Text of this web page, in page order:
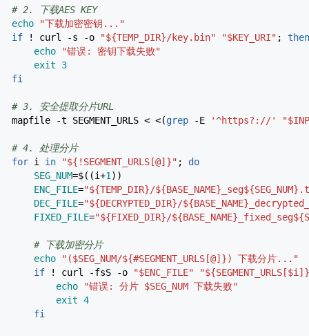
# 2. 下载AES KEY
echo
"下载加密密钥..."
if
! curl -s -o "${TEMP_DIR}/key.bin" "$KEY_URI" ; then
echo
"错误: 密钥下载失败"
exit
3
fi
# 3. 安全提取分片URL
mapfile
-t SEGMENT_URLS < <(grep -E '^https?://' "
# 4. 处理分片
for i in "${!SEGMENT_URLS[@]}" ; do
SEG_NUM=$( (i+1) )
ENC_FILE="${TEMP_DIR}/${BASE_NAME} _seg${SEG_NUM}
DEC_FILE="${DECRYPTED_DIR}/${BASE_NAME}
FIXED_FILE="${FIXED_DIR}/${BASE_NAME} _fixed_seg
# 下载加密分片
echo
"($SEG_NUM/${#SEGMENT_URLS[@]}) 下载分片..."
if
! curl -fsS -o "$ENC_FILE" "${SEGMENT_URLS[$i]}
echo
"错误: 分片 $SEG_NUM 下载失败"
exit 4
fi